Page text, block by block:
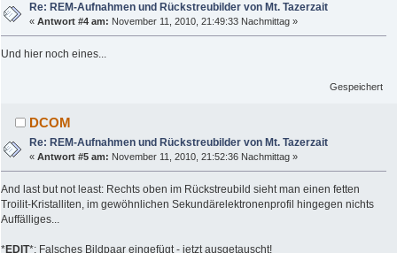
Re: REM-Aufnahmen und Rückstreubilder von Mt. Tazerzait
«Antwort #4 am: November 11, 2010, 21:49:33 Nachmittag »
Und hier noch eines...
Gespeichert
DCOM
Re: REM-Aufnahmen und Rückstreubilder von Mt. Tazerzait
«Antwort #5 am: November 11, 2010, 21:52:36 Nachmittag »
And last but not least: Rechts oben im Rückstreubild sieht man einen fetten
Troilit-Kristalliten, im gewöhnlichen Sekundärelektronenprofil hingegen nichts
Auffälliges...
*EDIT*: Falsches Bildpaar eingefügt - jetzt ausgetauscht!